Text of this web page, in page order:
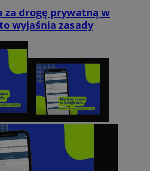
za drogę prywatną w
wyjaśnia zasady